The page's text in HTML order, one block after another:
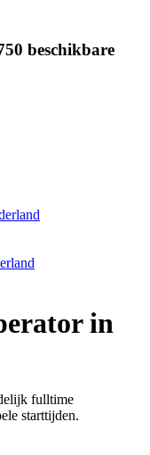
beschikbare
in
fulltime
starttijden.